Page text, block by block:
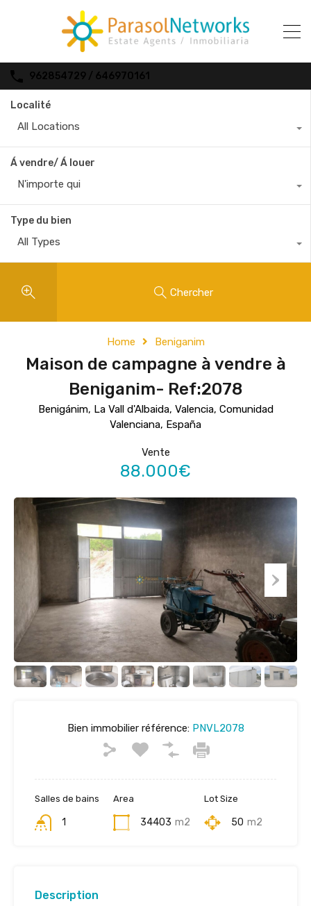
962854729 / 646970161
Localité
All Locations
Á vendre/ Á louer
N'importe qui
Type du bien
All Types
Chercher
Home Beniganim
Maison de campagne à vendre à
Beniganim- Ref:2078
Benigánim, La Vall d'Albaida, Valencia, Comunidad
Valenciana, España
Vente
88.000€
Bien immobilier référence:PNVL2078
Salles de bains
1
Area
34403 m2
Lot Size
50 m2
Description